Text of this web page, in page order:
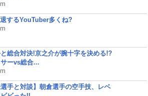
するYouTuber多くね?
総合対決!京之介が腕十字を決める!?
サーvs総合...
選手と対談】朝倉選手の空手技、レベ